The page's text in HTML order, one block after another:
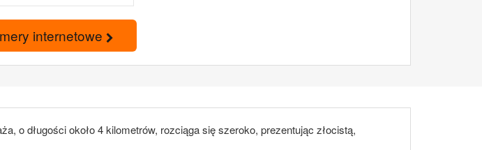
internetowe
o długości około 4 kilometrów, rozciąga się szeroko, prezentując złocistą,